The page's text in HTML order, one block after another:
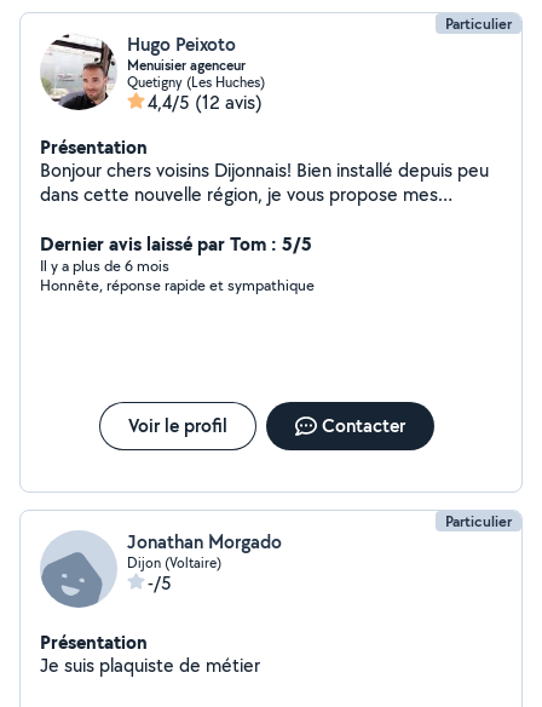
Particulier
Hugo Peixoto
Menuisier agenceur
Quetigny (Les Huches)
4,4/5 (12 avis)
Présentation
Bonjour chers voisins Dijonnais! Bien installé depuis peu
dans cette nouvelle région, je vous propose mes
l’agencement et l’aménagement intérieur. Mais aussi la
pose de parquet, menuiseries diverses
Dernier avis laissé par Tom : 5/5
Il y a plus de 6 mois
Honnête, réponse rapide et sympathique
Voir le profil Contacter
Particulier
Jonathan Morgado
Dijon (Voltaire)
-/5
Présentation
Je suis plaquiste de métier